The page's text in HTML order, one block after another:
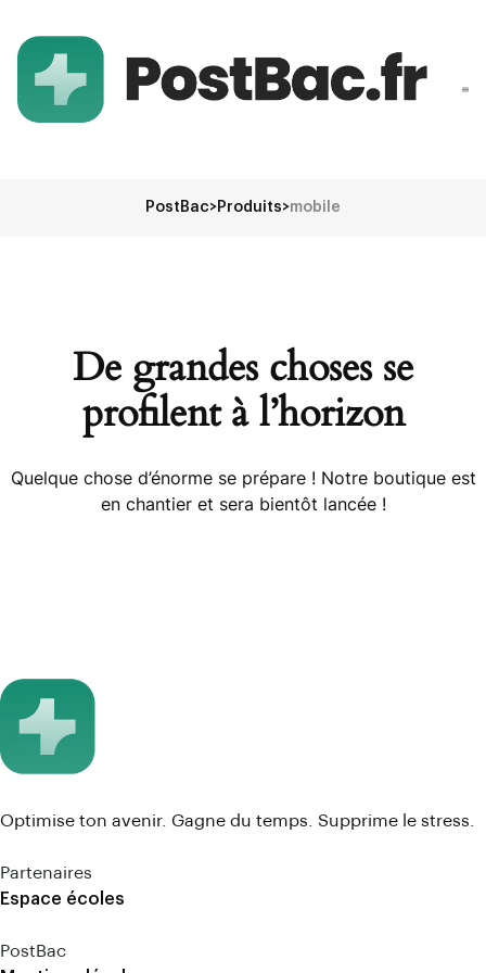
PostBac>Produits>mobile
De grandes choses se
profilent à l’horizon
Quelque chose d’énorme se prépare ! Notre boutique est
en chantier et sera bientôt lancée !
Optimise ton avenir. Gagne du temps. Supprime le stress.
Partenaires
Espace écoles
PostBac